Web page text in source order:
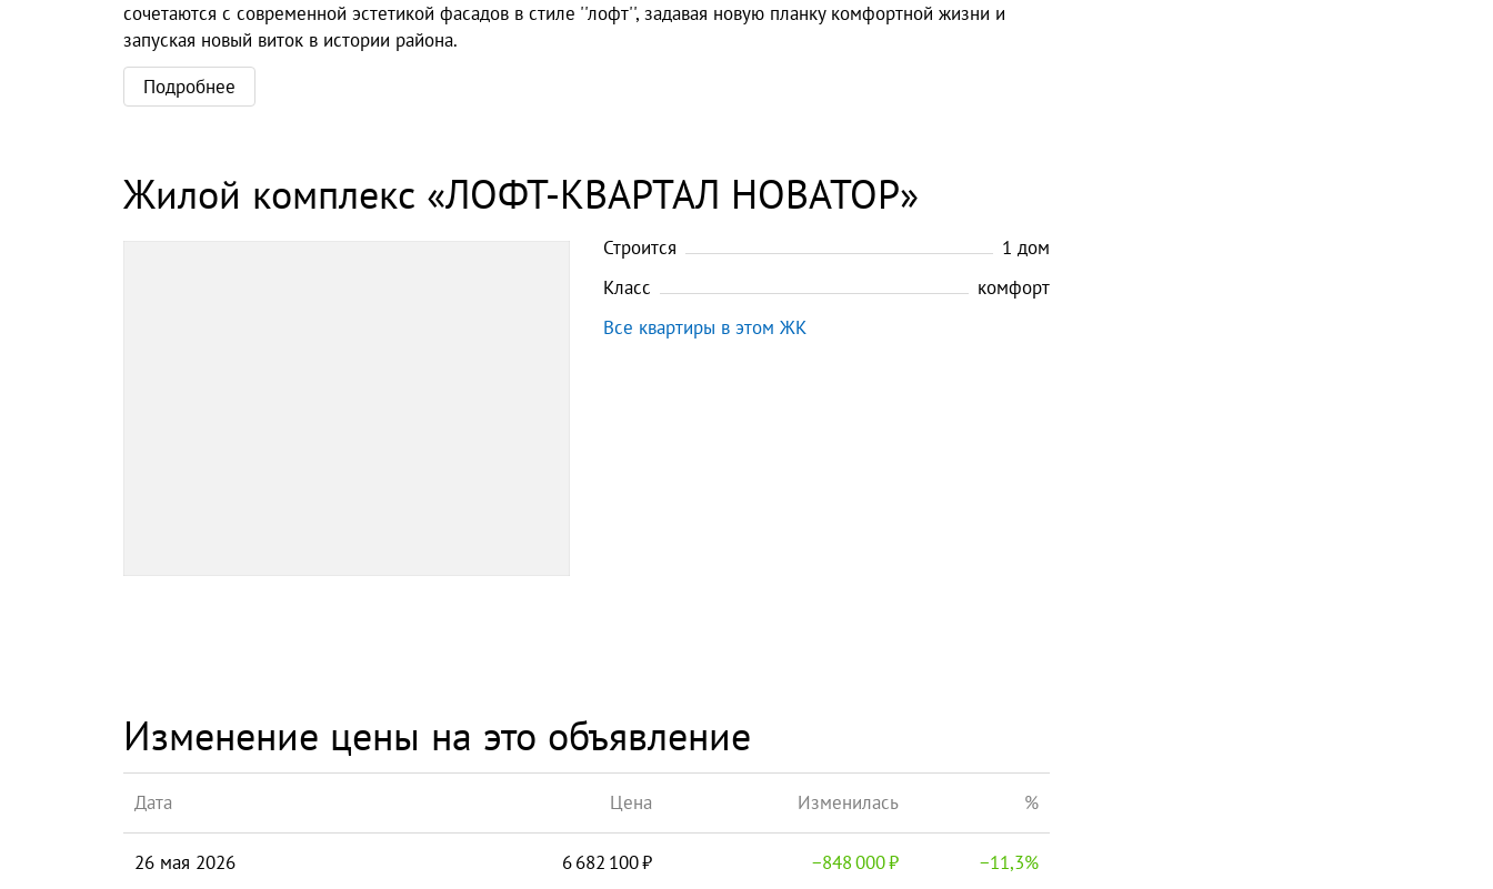
сочетаются с современной эстетикой фасадов в стиле ''лофт'', задавая новую планку комфортной жизни и
запуская новый виток в истории района.
Подробнее
Жилой комплекс «ЛОФТ-КВАРТАЛ НОВАТОР»
Строится 1 дом
Класс
комфорт
Все квартиры в этом ЖК
Изменение цены на это объявление
Дата Цена Изменилась %
26 мая 2026 6 682 100 −848 000 −11,3%